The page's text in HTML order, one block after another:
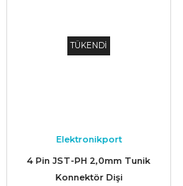
TÜKENDİ
Elektronikport
4 Pin JST-PH 2,0mm Tunik
Konnektör Dişi